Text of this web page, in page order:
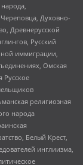
Духовно-
Древнерусской
Русский
иммиграции,
Омская
Русское
религиозная
народа
Белый Крест,
инглиизма,